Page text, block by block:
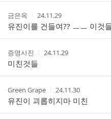
간
작
성
자
금은옥
작
성
시
간
24.11.29
유진이를 건들여?? ㅡㅡ 이것
작
성
자
증명사진
작
간
24.11.29
미친것들
작
성
자
Green Grape
작
성
시
간
24.11.30
유진이 괴롭히지마 미친